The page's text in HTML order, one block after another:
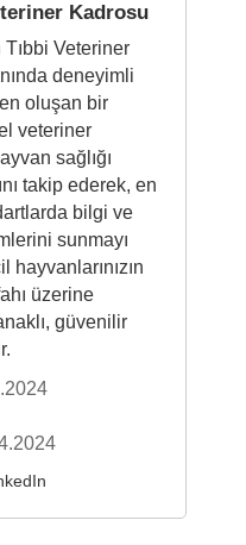
Kadrosu
Veteriner
deneyimli
oluşan bir
veteriner
sağlığı
takip ederek, en
bilgi ve
sunmayı
hayvanlarınızın
üzerine
güvenilir